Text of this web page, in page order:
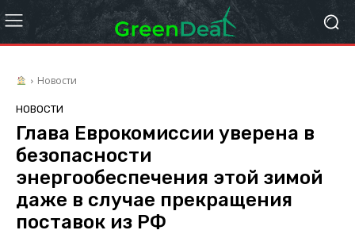
Новости
НОВОСТИ
Глава Еврокомиссии уверена в
безопасности
энергообеспечения этой зимой
даже в случае прекращения
поставок из РФ